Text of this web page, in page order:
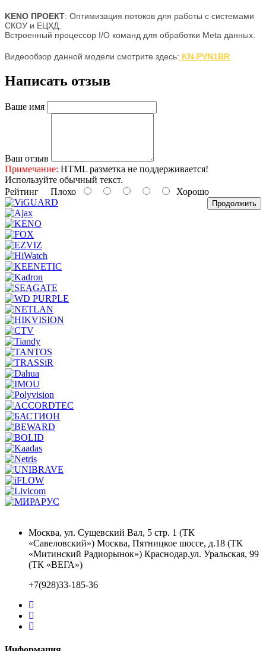
KENO ПРОЕКТ: Оптимизация потоков для работы с системами
СКОУ и ЕЦХД.
Встроенный процессор I/O команд для обработки Meta данных.
Видеообзор данной модели смотрите здесь: KN-PVN1BR
Написать отзыв
Ваше имя
Ваш отзыв
Примечание: HTML разметка не поддерживается!
Используйте обычный текст.
Рейтинг Плохо Хорошо
Продолжить
Москва, ул. Сущевский Вал, 5 стр. 1 (ТК
«Савеловский») Москва, Пятницкое шоссе, д.18 (ТК
«Митинский Радиорынок») Краснодар,ул. Уральская, 99
(ТК «ВЕГА»)
+7(928)33-185-36